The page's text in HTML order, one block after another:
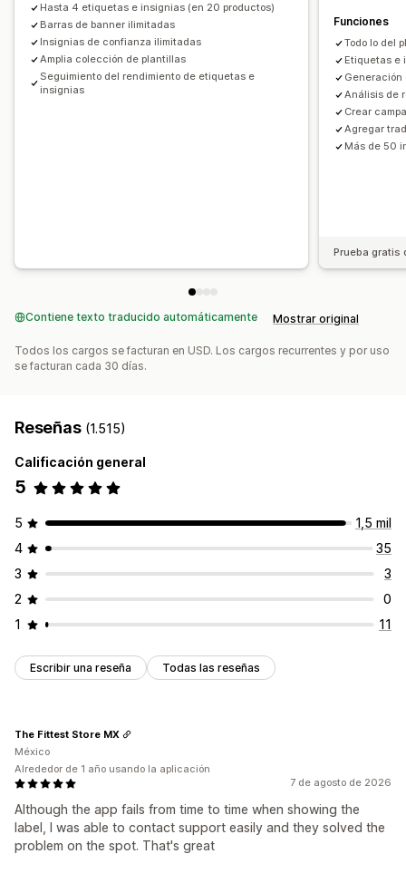
Posición del ícono
Posición manual Posicionamiento automático
Barra de anuncios
Páginas personalizadas
Página del carrito
Pie de página
Hasta 4 etiquetas e insignias (en 20 productos)
Barras de banner ilimitadas
Insignias de confianza ilimitadas
Amplia colección de plantillas
Seguimiento del rendimiento de etiquetas e
insignias
Funciones
Todo lo del
Etiquetas e
Generación
Análisis de
Crear
Agregar
Más de 50
Prueba gratis
Contiene texto traducido automáticamente Mostrar original
Todos los cargos se facturan en USD. Los cargos recurrentes y por uso
se facturan cada 30 días.
Reseñas (1.515)
Calificación general
5
5
1,5 mil
4
35
3
3
2
0
1
11
Escribir una reseña Todas las reseñas
7 de agosto de 2026
Although the app fails from time to time when showing the
label, I was able to contact support easily and they solved the
problem on the spot. That's great
The Fittest Store MX
México
Alrededor de 1 año usando la aplicación